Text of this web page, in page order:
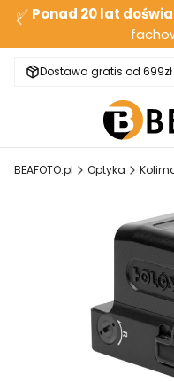
✅ Ponad 20 lat
Dostawa gratis od 699zł
BEAFOTO.pl Optyka